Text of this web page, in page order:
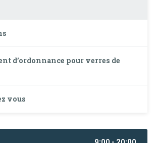
d’ordonnance pour verres de
vous